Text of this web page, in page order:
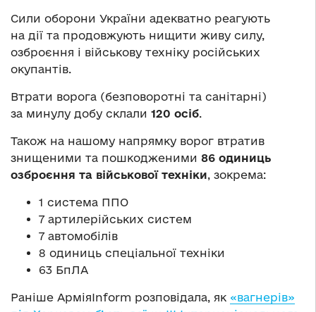
Сили оборони України адекватно реагують
на дії та продовжують нищити живу силу,
озброєння і військову техніку російських
окупантів.
Втрати ворога (безповоротні та санітарні)
за минулу добу склали 120 осіб.
Також на нашому напрямку ворог втратив
знищеними та пошкодженими 86 одиниць
озброєння та військової техніки, зокрема:
1 система ППО
7 артилерійських систем
7 автомобілів
8 одиниць спеціальної техніки
63 БпЛА
Раніше АрміяInform розповідала, як «вагнерів»